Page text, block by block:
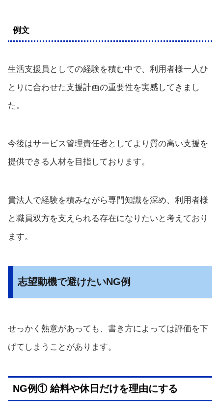
例文
生活支援員としての経験を積む中で、利用者様一人ひ
とりに合わせた支援計画の重要性を実感してきまし
た。
今後はサービス管理責任者としてより質の高い支援を
提供できる人材を目指しております。
貴法人で経験を積みながら専門知識を深め、利用者様
と職員双方を支えられる存在になりたいと考えており
ます。
志望動機で避けたいNG例
せっかく熱意があっても、書き方によっては評価を下
げてしまうことがあります。
NG例① 給料や休日だけを理由にする